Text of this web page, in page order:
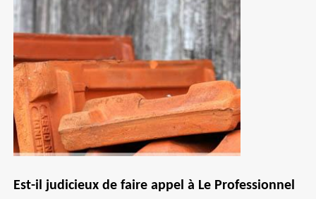
Est-il judicieux de faire appel à Le Professionnel